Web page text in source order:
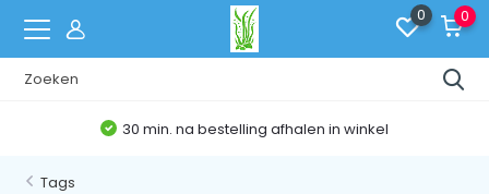
0 0
30 min. na bestelling afhalen in winkel
Tags